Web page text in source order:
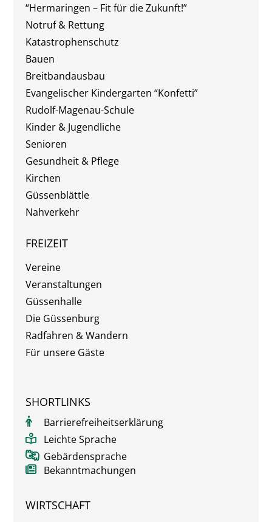
“Hermaringen – Fit für die Zukunft!”
Notruf & Rettung
Katastrophenschutz
Bauen
Breitbandausbau
Evangelischer Kindergarten “Konfetti”
Rudolf-Magenau-Schule
Kinder & Jugendliche
Senioren
Gesundheit & Pflege
Kirchen
Güssenblättle
Nahverkehr
FREIZEIT
Vereine
Veranstaltungen
Güssenhalle
Die Güssenburg
Radfahren & Wandern
Für unsere Gäste
SHORTLINKS
Barrierefreiheitserklärung
Leichte Sprache
Gebärdensprache
Bekanntmachungen
WIRTSCHAFT